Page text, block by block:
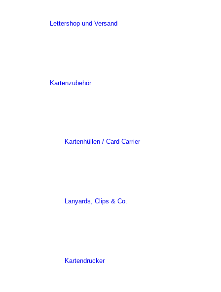
Lettershop und Versand
Kartenzubehör
Kartenhüllen / Card Carrier
Lanyards, Clips & Co.
Kartendrucker